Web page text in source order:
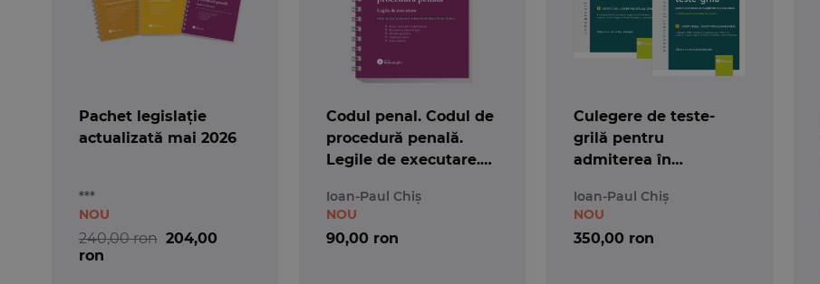
Pachet legislație
actualizată mai 2026
***
240,00 ron 204,00
ron
NOU
Codul penal. Codul de
procedură penală.
Legile de executare.
- Spiralat
Ioan-Paul Chiș
90,00 ron
NOU
Culegere de teste-
grilă pentru
admiterea în
avocatură. Ediția a 7-a
Ioan-Paul Chiș
350,00 ron
NOU